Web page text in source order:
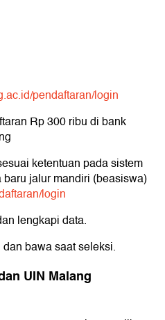
pendaftaran/login
Rp 300 ribu di bank
ketentuan pada sistem
jalur mandiri (beasiswa)
login
lengkapi data.
bawa saat seleksi.
UIN Malang